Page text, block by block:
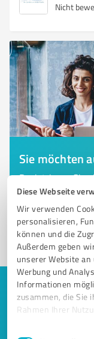
Diese Webseite
Wir verwenden
personalisieren,
können und die
Außerdem geben
unserer Website
Werbung und
Informationen
zusammen, die Sie
Rahmen Ihrer
Impressum
Einwilligungsauswahl
Nicht
Sie möchten
Registrieren Sie
Kunden
Keine Zeit
Mails? Jetzt